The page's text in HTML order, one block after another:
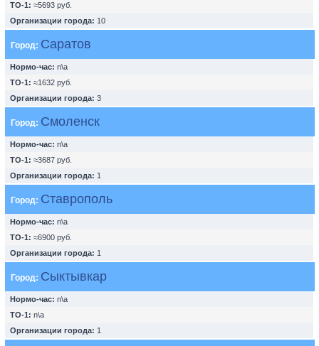
ТО-1: ≈5693 руб.
Организации города: 10
Город: Саратов
Нормо-час: n\a
ТО-1: ≈1632 руб.
Организации города: 3
Город: Смоленск
Нормо-час: n\a
ТО-1: ≈3687 руб.
Организации города: 1
Город: Ставрополь
Нормо-час: n\a
ТО-1: ≈6900 руб.
Организации города: 1
Город: Сыктывкар
Нормо-час: n\a
ТО-1: n\a
Организации города: 1